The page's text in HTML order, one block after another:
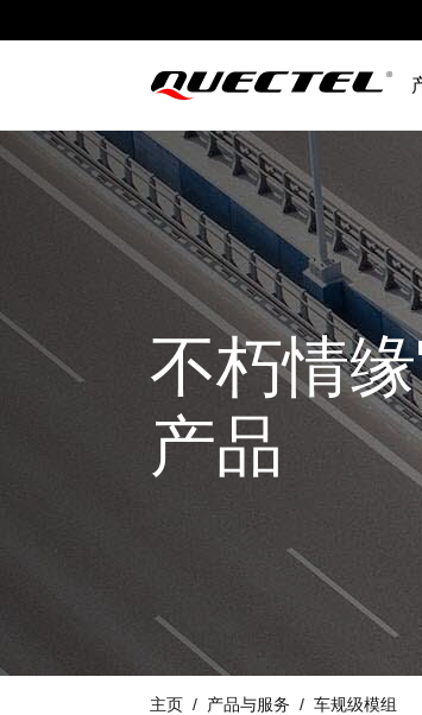
不朽情
产品
主页 产品与服务 车规级模组